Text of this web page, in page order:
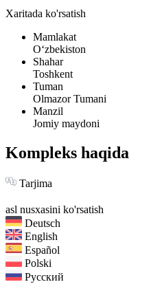
Xaritada ko'rsatish
Mamlakat
Oʻzbekiston
Shahar
Toshkent
Tuman
Olmazor Tumani
Manzil
Jomiy maydoni
Kompleks haqida
Tarjima
asl nusxasini ko'rsatish
Deutsch
English
Español
Polski
Русский